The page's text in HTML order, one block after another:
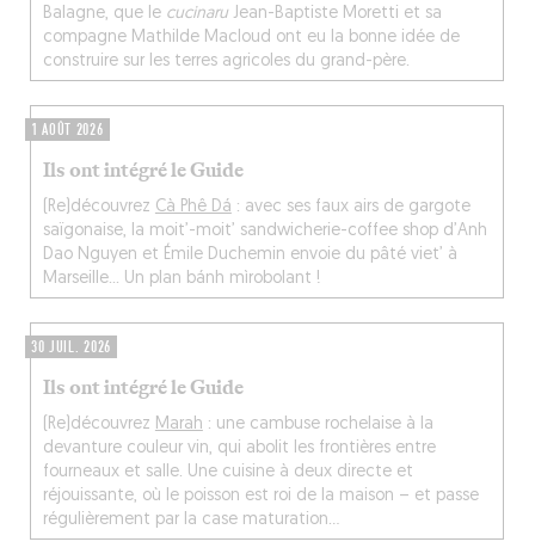
Balagne, que le cucinaruJean-Baptiste Moretti et sa
compagne Mathilde Macloud ont eu la bonne idée de
construire sur les terres agricoles du grand-père.
1 AOÛT 2026
Ils ont intégré le Guide
(Re)découvrez Cà Phê Dá : avec ses faux airs de gargote
saïgonaise, la moit’-moit’ sandwicherie-coffee shop d’Anh
Dao Nguyen et Émile Duchemin envoie du pâté viet’ à
Marseille... Un plan bánh mìrobolant !
30 JUIL. 2026
Ils ont intégré le Guide
(Re)découvrez Marah : une cambuse rochelaise à la
devanture couleur vin, qui abolit les frontières entre
fourneaux et salle. Une cuisine à deux directe et
réjouissante, où le poisson est roi de la maison – et passe
régulièrement par la case maturation…